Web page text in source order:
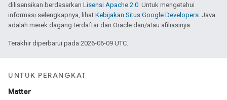
dilisensikan berdasarkan Lisensi Apache 2.0. Untuk mengetahui
informasi selengkapnya, lihat Kebijakan Situs Google Developers. Java
adalah merek dagang terdaftar dari Oracle dan/atau afiliasinya.
Terakhir diperbarui pada 2026-06-09 UTC.
UNTUK PERANGKAT
Matter